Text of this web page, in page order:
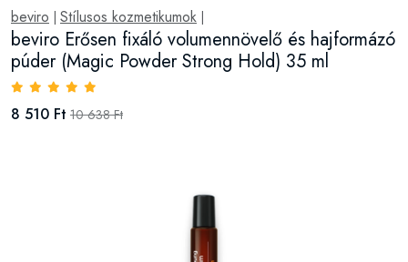
beviro Stílusos kozmetikumok
beviro Erősen fixáló volumennövelő és hajformázó
púder (Magic Powder Strong Hold) 35 ml
8 510 Ft 10 638 Ft